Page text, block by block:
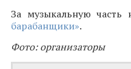
За музыкальную часть
барабанщики».
Фото: организаторы